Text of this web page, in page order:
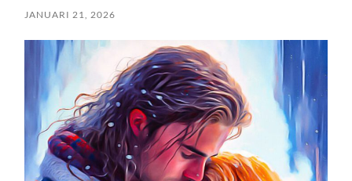
JANUARI 21, 2026